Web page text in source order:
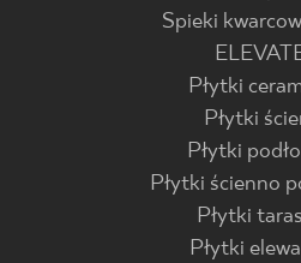
Spieki
Płytki
Płytki
Płytki
Płytki ścienno
Płytki
Płytki